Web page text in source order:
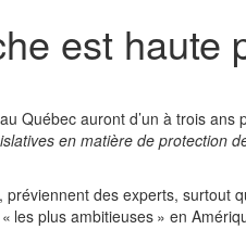
est haute
Québec auront d’un à trois
en matière de protection
des experts, surtout
les plus ambitieuses » en